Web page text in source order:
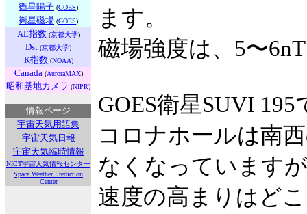
衛星陽子 (GOES)
衛星磁場 (GOES)
AE指数(京都大学)
Dst (京都大学)
K指数(NOAA)
Canada (AuroraMAX)
昭和基地カメラ (NIPR)
情報ページ
宇宙天気用語集
宇宙天気日報
宇宙天気臨時情報
NICT宇宙天気情報センター
Space Weather Prediction
Center
ます。
磁場強度は、5〜
GOES衛星SUVI 195
コロナホールは南
なくなっています
速度の高まりはど